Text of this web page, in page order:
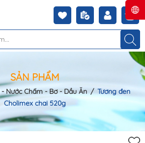
SẢN PHẨM
- Nước Chấm - Bơ - Dầu Ăn / Tương đen
Cholimex chai 520g